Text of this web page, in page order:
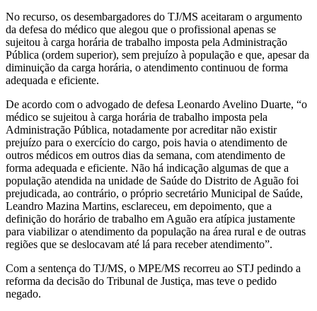
No recurso, os desembargadores do TJ/MS aceitaram o argumento
da defesa do médico que alegou que o profissional apenas se
sujeitou à carga horária de trabalho imposta pela Administração
Pública (ordem superior), sem prejuízo à população e que, apesar da
diminuição da carga horária, o atendimento continuou de forma
adequada e eficiente.
De acordo com o advogado de defesa Leonardo Avelino Duarte, “o
médico se sujeitou à carga horária de trabalho imposta pela
Administração Pública, notadamente por acreditar não existir
prejuízo para o exercício do cargo, pois havia o atendimento de
outros médicos em outros dias da semana, com atendimento de
forma adequada e eficiente. Não há indicação algumas de que a
população atendida na unidade de Saúde do Distrito de Aguão foi
prejudicada, ao contrário, o próprio secretário Municipal de Saúde,
Leandro Mazina Martins, esclareceu, em depoimento, que a
definição do horário de trabalho em Aguão era atípica justamente
para viabilizar o atendimento da população na área rural e de outras
regiões que se deslocavam até lá para receber atendimento”.
Com a sentença do TJ/MS, o MPE/MS recorreu ao STJ pedindo a
reforma da decisão do Tribunal de Justiça, mas teve o pedido
negado.